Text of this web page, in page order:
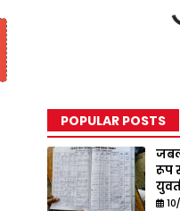
POPULAR POSTS
रूप